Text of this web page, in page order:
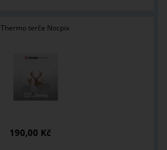
Thermo terče Nocpix
190,00 Kč